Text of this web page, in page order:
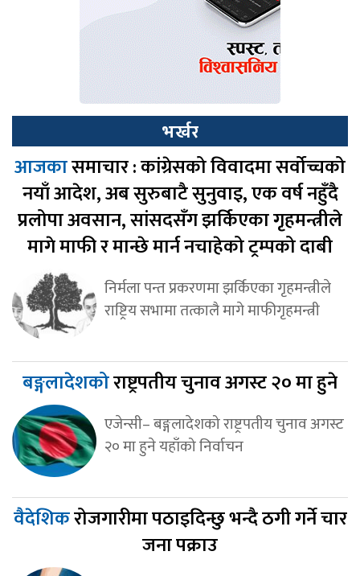
भर्खर
आजकासमाचार : कांग्रेसको विवादमा सर्वोच्चको
नयाँ आदेश, अब सुरुबाटै सुनुवाइ, एक वर्ष नहुँदै
प्रलोपा अवसान, सांसदसँग झर्किएका गृहमन्त्रीले
मागे माफी र मान्छे मार्न नचाहेको ट्रम्पको दाबी
निर्मला पन्त प्रकरणमा झर्किएका गृहमन्त्रीले
राष्ट्रिय सभामा तत्कालै मागे माफीगृहमन्त्री
बङ्गलादेशकोराष्ट्रपतीय चुनाव अगस्ट २० मा हुने
एजेन्सी– बङ्गलादेशको राष्ट्रपतीय चुनाव अगस्ट
२० मा हुने यहाँको निर्वाचन
वैदेशिकरोजगारीमा पठाइदिन्छु भन्दै ठगी गर्ने चार
जना पक्राउ